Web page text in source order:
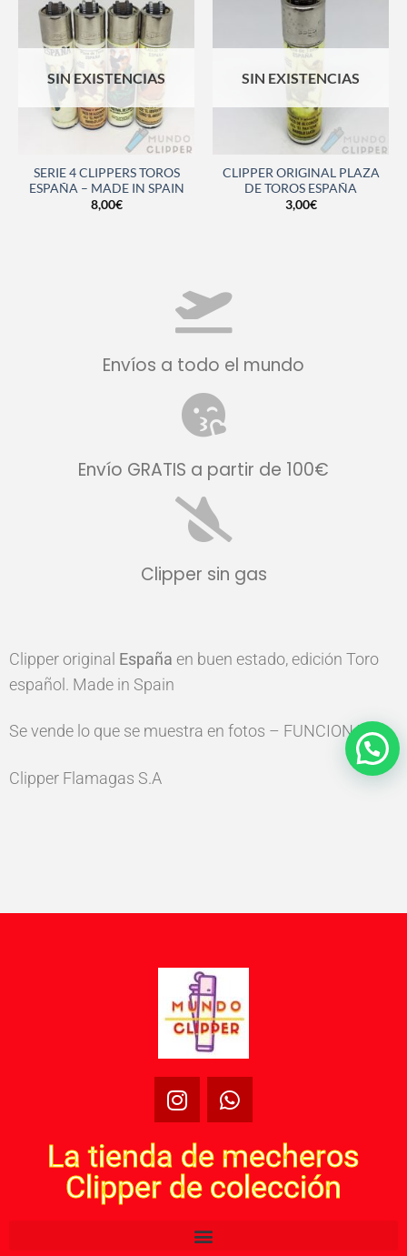
SIN EXISTENCIAS
SERIE 4 CLIPPERS TOROS
ESPAÑA – MADE IN SPAIN
8,00€
SIN EXISTENCIAS
CLIPPER ORIGINAL PLAZA
DE TOROS ESPAÑA
3,00€
Envíos a todo el mundo
Envío GRATIS a partir de 100€
Clipper sin gas
Clipper original España en buen estado, edición Toro
español. Made in Spain
Se vende lo que se muestra en fotos – FUNCIONA
Clipper Flamagas S.A
La tienda de mecheros
Clipper de colección